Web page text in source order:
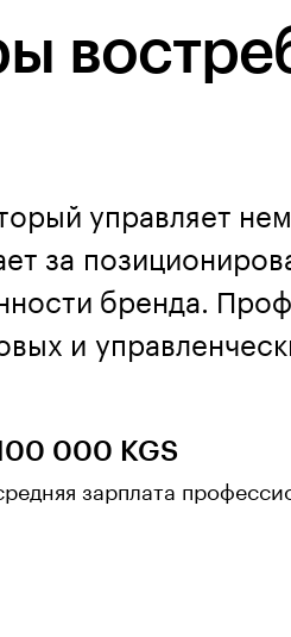
управляет
за
бренда.
и
000 KGS
зарплата